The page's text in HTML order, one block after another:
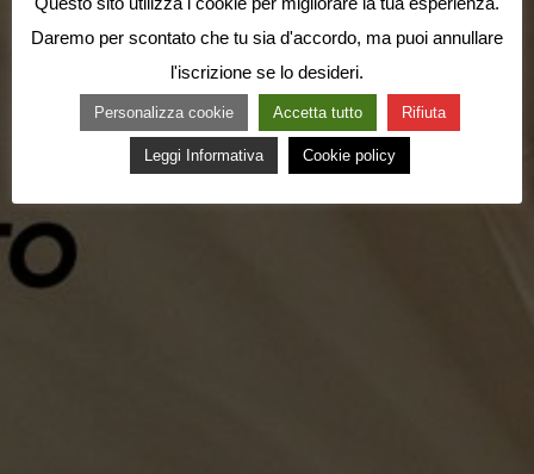
Daremo per scontato che tu sia d'accordo, ma puoi annullare
l'iscrizione se lo desideri.
Personalizza cookie Accetta tutto Rifiuta
Leggi Informativa Cookie policy